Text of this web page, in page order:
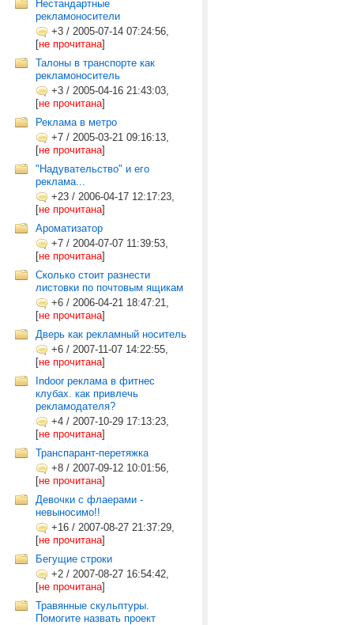
Нестандартные
рекламоносители
+3 / 2005-07-14 07:24:56,
[не прочитана]
Талоны в транспорте как
рекламоноситель
+3 / 2005-04-16 21:43:03,
[не прочитана]
Реклама в метро
+7 / 2005-03-21 09:16:13,
[не прочитана]
"Надувательство" и его
реклама...
+23 / 2006-04-17 12:17:23,
[не прочитана]
Ароматизатор
+7 / 2004-07-07 11:39:53,
[не прочитана]
Сколько стоит разнести
листовки по почтовым ящикам
+6 / 2006-04-21 18:47:21,
[не прочитана]
Дверь как рекламный носитель
+6 / 2007-11-07 14:22:55,
[не прочитана]
Indoor реклама в фитнес
клубах. как привлечь
рекламодателя?
+4 / 2007-10-29 17:13:23,
[не прочитана]
Транспарант-перетяжка
+8 / 2007-09-12 10:01:56,
[не прочитана]
Девочки с флаерами -
невыносимо!!
+16 / 2007-08-27 21:37:29,
[не прочитана]
Бегущие строки
+2 / 2007-08-27 16:54:42,
[не прочитана]
Травянные скульптуры.
Помогите назвать проект